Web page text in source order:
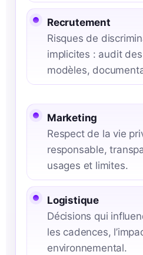
Recrutement
Risques de
implicites : audit
modèles,
Marketing
Respect de la vie
responsable,
usages et limites.
Logistique
Décisions qui
les cadences,
environnemental.